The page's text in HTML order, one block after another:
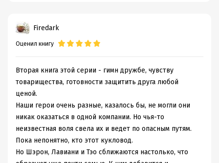
читать, если не залпом, то с минимальными
перерывами, пока история еще жива в твоей голове со
всеми мельчайшими деталями, подробностями и
виде незаконченных на данный момент циклов, но это,
как говорится, уже совсем другая история. Собственно
данное лирическое отступление в самом начале
рецензии было к тому, что какой же это кайф снова
окунуться в понравившийся мир, встретиться с
полюбившимися героями и узнать продолжение их
приключений через совсем небольшой промежуток
времени после нашей последней встречи! Второй том
Firedark
Оценил книгу
Вторая книга этой серии - гимн дружбе, чувству
товарищества, готовности защитить друга любой
ценой.
Наши герои очень разные, казалось бы, не могли они
никак оказаться в одной компании. Но чья-то
неизвестная воля свела их и ведет по опасным путям.
Пока непонятно, кто этот кукловод.
Но Шэрон, Лавиани и Тэо сближаются настолько, что